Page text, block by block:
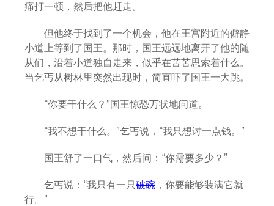
痛打一顿，然后把他赶走。
但他终于找到了一个机会，他在王宫附近的僻静
小道上等到了国王。那时，国王远远地离开了他的随
从们，沿着小道独自走来，似乎在苦苦思索着什么。
当乞丐从树林里突然出现时，简直吓了国王一大跳。
“你要干什么？”国王惊恐万状地问道。
“我不想干什么。”乞丐说，“我只想讨一点钱。”
国王舒了一口气，然后问：“你需要多少？”
乞丐说：“我只有一只破碗 ，你要能够装满它就
行。”